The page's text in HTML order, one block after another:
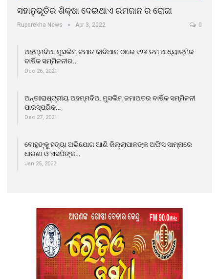
ସହାନୁଭୂତିର ଶିକ୍ଷା ଦେଇଥାଏ ରମଜାନ ର ରୋଜା
Ruparekha News Apr 3, 2022 0
ଅହମ୍ମଦିଆ ମୁସଲିମ ଜମାତ କାଦିଆନ ଠାରେ ୧୨୬ ତମ ଆଧ୍ୟାତ୍ମିକ
ବାର୍ଷିକ ସମ୍ମିଳନୀର…
Dec 26, 2021
ଅନ୍ତଃରାଷ୍ଟ୍ରୀୟ ଅହମ୍ମଦିଆ ମୁସଲିମ ଜମାଅତର ବାର୍ଷିକ ସମ୍ମିଳନୀ
ପାରସ୍ପରିକ…
Dec 27, 2021
ବୋହୁଙ୍କୁ ହତ୍ୟା ଅଭିଯୋଗ ଆଣି ଜିଲ୍ଲାପାଳଙ୍କ ଅଫିସ ସାମ୍ନାରେ
ଧାରଣା ଓ ଏସପିଙ୍କ…
Jan 25, 2022